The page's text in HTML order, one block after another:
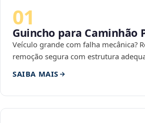
01
Guincho para Caminhão
Veículo grande com falha mecânica?
remoção segura com estrutura
SAIBA MAIS